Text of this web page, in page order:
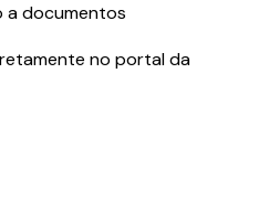
a documentos
no portal da